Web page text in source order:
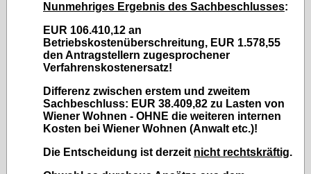
Nunmehriges Ergebnis des Sachbeschlusses:
EUR 106.410,12 an
Betriebskostenüberschreitung, EUR 1.578,55
den Antragstellern zugesprochener
Verfahrenskostenersatz!
Differenz zwischen erstem und zweitem
Sachbeschluss: EUR 38.409,82 zu Lasten von
Wiener Wohnen - OHNE die weiteren internen
Kosten bei Wiener Wohnen (Anwalt etc.)!
Die Entscheidung ist derzeit nicht rechtskräftig.